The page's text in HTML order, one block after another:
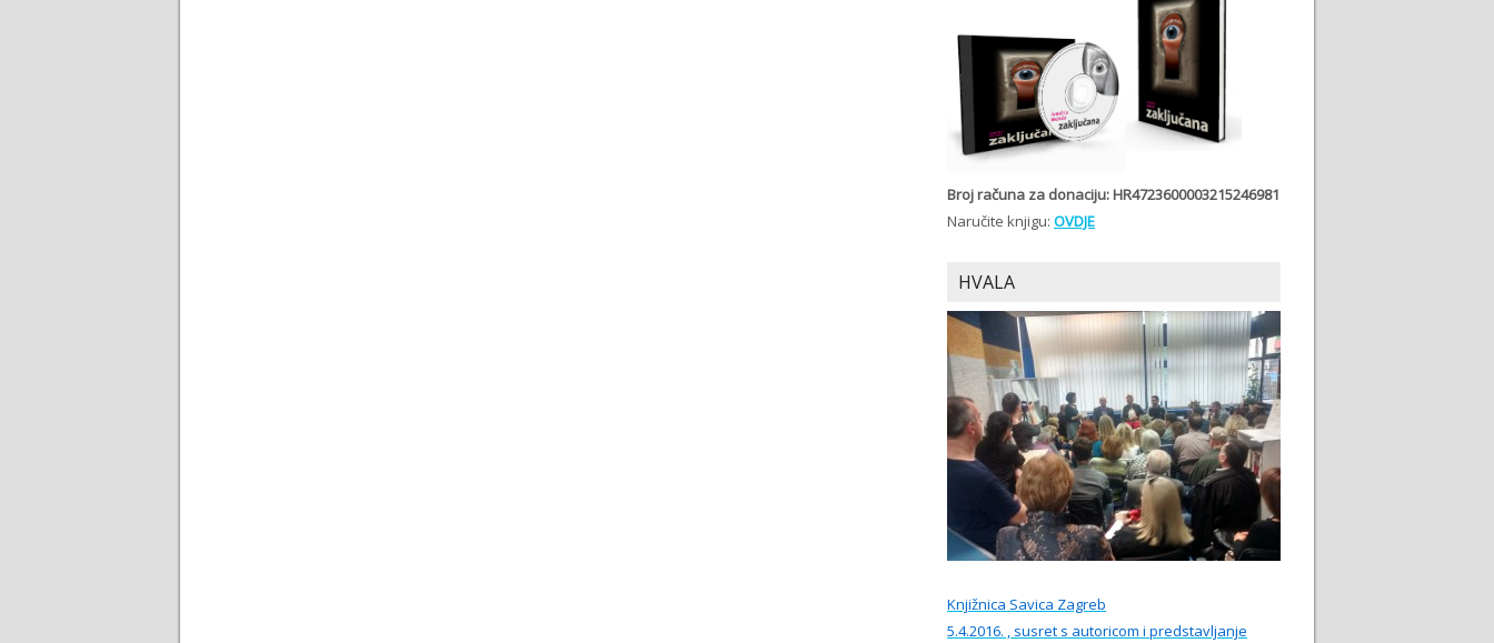
Broj računa za donaciju: HR4723600003215246981
Naručite knjigu: OVDJE
HVALA
Knjižnica Savica Zagreb
5.4.2016. , susret s autoricom i predstavljanje